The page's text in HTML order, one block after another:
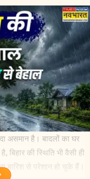
असमान है। बादलों का घर
बिहार की स्थिति भी वैसी ही
बारिश से परेशान हो चुके हैं।